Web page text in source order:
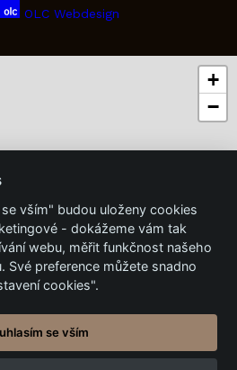
OLC Webdesign
+
−
vším" budou uloženy cookies
- dokážeme vám tak
webu, měřit funkčnost našeho
Své preference můžete snadno
cookies".
se vším